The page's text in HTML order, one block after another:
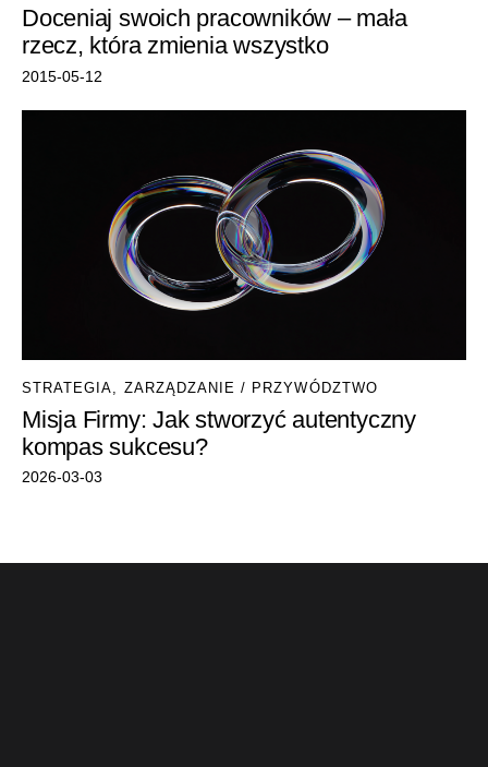
Doceniaj swoich pracowników – mała
rzecz, która zmienia wszystko
2015-05-12
STRATEGIA, ZARZĄDZANIE / PRZYWÓDZTWO
Misja Firmy: Jak stworzyć autentyczny
kompas sukcesu?
2026-03-03